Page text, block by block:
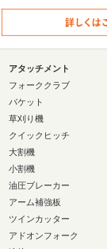
アタッチメント
フォーククラブ
バケット
草刈り機
クイックヒッチ
大割機
小割機
油圧ブレーカー
アーム補強板
ツインカッター
アドオンフォーク